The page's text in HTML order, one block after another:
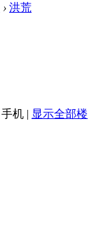
› 洪荒
机 | 显示全部楼